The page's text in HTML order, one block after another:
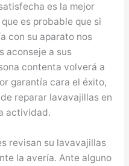
es la mejor
es probable que si
con su aparato nos
aconseje a sus
contenta volverá a
garantía cara el éxito,
reparar lavavajillas en
actividad.
revisan su lavavajillas
la avería. Ante alguno